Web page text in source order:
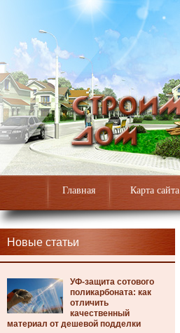
Главная Карта сайта
Новые статьи
УФ-защита сотового
поликарбоната: как
отличить
качественный
материал от дешевой подделки